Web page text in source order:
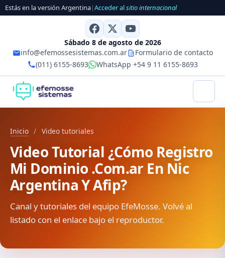
Estás en la versión Argentina|Acceder alsitio internacional
Sábado 8 de agosto de 2026
info@efemossesistemas.com.ar
Formulario de contacto
(011) 6155-8693
WhatsApp +54 9 11 6155-8693
Inicio / Video tutoriales
Video Tutorial ¿Cómo Registro
Mi Dominio .Com.ar En Nic
Argentina Y Afip?
Canal y tutoriales del equipo EfeMosse. Volvé al
listado con el enlace bajo el reproductor.